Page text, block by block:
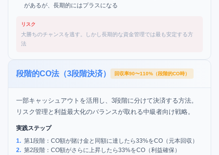
があるが、長期的にはプラスになる
リスク
大勝ちのチャンスを逃す。しかし長期的な資金管理では最も安定する方
法
段階的CO法（3段階決済） 回収率90〜110%（段階的CO時）
一部キャッシュアウトを活用し、3段階に分けて決済する方法。
リスク管理と利益最大化のバランスが取れる中級者向け戦略。
実践ステップ
1. 第1段階：CO額が賭け金と同額に達したら33%をCO（元本回収）
2. 第2段階：CO額がさらに上昇したら33%をCO（利益確保）